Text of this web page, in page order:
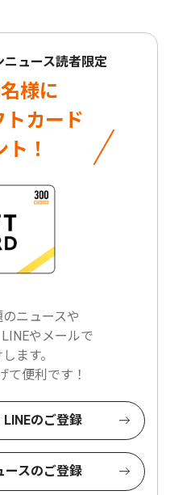
ニュース読者限定
様に
カード
！
ニュースや
やメールで
ます。
て便利です！
のご登録
ースのご登録